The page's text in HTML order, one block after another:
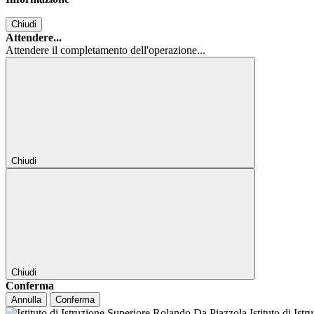
Chiudi
Attendere...
Attendere il completamento dell'operazione...
Chiudi
Chiudi
Conferma
Annulla Conferma